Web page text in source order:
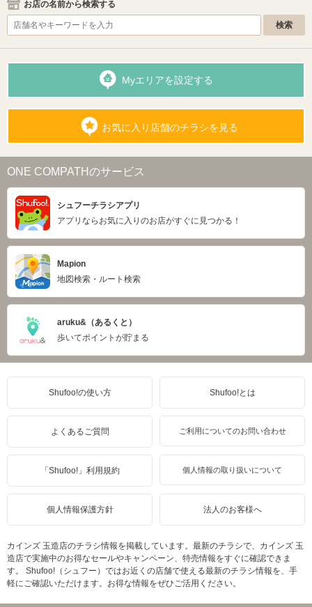
お店の名前から検索する
Myエリアを設定する
お気に入り店舗のチラシを見る
ONE COMPATHのサービス
シュフーチラシアプリ
アプリならお気に入りのお店がすぐに見つかる！
Mapion
地図検索・ルート検索
aruku&（あるくと）
歩いてポイントが貯まる
Shufoo!の使い方 Shufoo!とは
よくあるご質問 ご利用についてのお問い合わせ
「Shufoo!」利用規約 個人情報の取り扱いについて
個人情報保護方針 法人のお客様へ
カインズ 玉造店のチラシ情報を掲載しています。最新のチラシで、カインズ 玉
造店で実施中のお得なセールやキャンペーン、特売情報をすぐに確認できま
す。 Shufoo!（シュフー）ではお近くの店舗で使える最新のチラシ情報を、手
軽にご確認いただけます。お得な情報をぜひご活用ください。